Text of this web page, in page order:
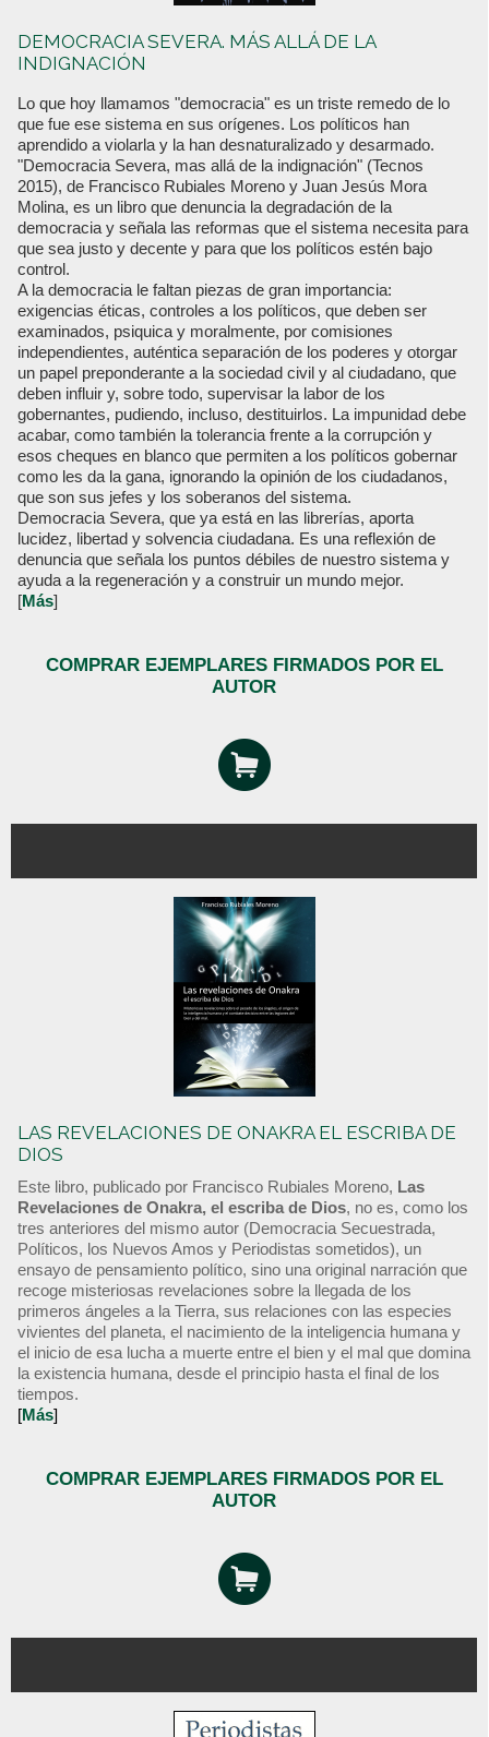
DEMOCRACIA SEVERA. MÁS ALLÁ DE LA
INDIGNACIÓN
Lo que hoy llamamos "democracia" es un triste remedo de lo
que fue ese sistema en sus orígenes. Los políticos han
aprendido a violarla y la han desnaturalizado y desarmado.
"Democracia Severa, mas allá de la indignación" (Tecnos
2015), de Francisco Rubiales Moreno y Juan Jesús Mora
Molina, es un libro que denuncia la degradación de la
democracia y señala las reformas que el sistema necesita para
que sea justo y decente y para que los políticos estén bajo
control.
A la democracia le faltan piezas de gran importancia:
exigencias éticas, controles a los políticos, que deben ser
examinados, psiquica y moralmente, por comisiones
independientes, auténtica separación de los poderes y otorgar
un papel preponderante a la sociedad civil y al ciudadano, que
deben influir y, sobre todo, supervisar la labor de los
gobernantes, pudiendo, incluso, destituirlos. La impunidad debe
acabar, como también la tolerancia frente a la corrupción y
esos cheques en blanco que permiten a los políticos gobernar
como les da la gana, ignorando la opinión de los ciudadanos,
que son sus jefes y los soberanos del sistema.
Democracia Severa, que ya está en las librerías, aporta
lucidez, libertad y solvencia ciudadana. Es una reflexión de
denuncia que señala los puntos débiles de nuestro sistema y
ayuda a la regeneración y a construir un mundo mejor.
[Más]
COMPRAR EJEMPLARES FIRMADOS POR EL
AUTOR
LAS REVELACIONES DE ONAKRA EL ESCRIBA DE
DIOS
Este libro, publicado por Francisco Rubiales Moreno, Las
Revelaciones de Onakra, el escriba de Dios, no es, como los
tres anteriores del mismo autor (Democracia Secuestrada,
Políticos, los Nuevos Amos y Periodistas sometidos), un
ensayo de pensamiento político, sino una original narración que
recoge misteriosas revelaciones sobre la llegada de los
primeros ángeles a la Tierra, sus relaciones con las especies
vivientes del planeta, el nacimiento de la inteligencia humana y
el inicio de esa lucha a muerte entre el bien y el mal que domina
la existencia humana, desde el principio hasta el final de los
tiempos.
[Más]
COMPRAR EJEMPLARES FIRMADOS POR EL
AUTOR